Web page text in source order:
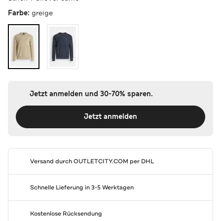
Farbe: greige
Jetzt anmelden und 30-70% sparen.
Jetzt anmelden
Versand durchOUTLETCITY.COM per DHL
Schnelle Lieferung in 3-5 Werktagen
Kostenlose Rücksendung